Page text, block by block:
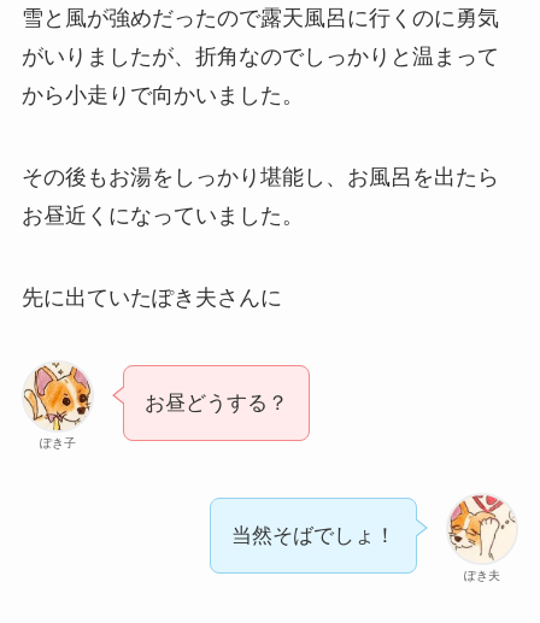
雪と風が強めだったので露天風呂に行くのに勇気
がいりましたが、折角なのでしっかりと温まって
から小走りで向かいました。
その後もお湯をしっかり堪能し、お風呂を出たら
お昼近くになっていました。
先に出ていたぽき夫さんに
ぽき子
お昼どうする？
ぽき夫
当然そばでしょ！